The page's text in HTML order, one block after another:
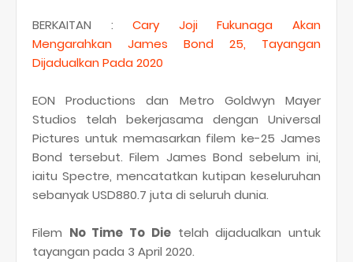
BERKAITAN :Cary Joji Fukunaga Akan
Mengarahkan James Bond 25, Tayangan
Dijadualkan Pada 2020
EON Productions dan Metro Goldwyn Mayer
Studios telah bekerjasama dengan Universal
Pictures untuk memasarkan filem ke-25 James
Bond tersebut. Filem James Bond sebelum ini,
iaitu Spectre, mencatatkan kutipan keseluruhan
sebanyak USD880.7 juta di seluruh dunia.
Filem No Time To Dietelah dijadualkan untuk
tayangan pada 3 April 2020.